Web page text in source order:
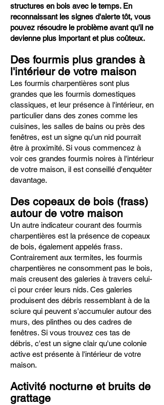
structures en bois avec le temps. En
reconnaissant les signes d'alerte tôt, vous
pouvez résoudre le problème avant qu'il ne
devienne plus important et plus coûteux.
Des fourmis plus grandes à
l'intérieur de votre maison
Les fourmis charpentières sont plus
grandes que les fourmis domestiques
classiques, et leur présence à l'intérieur, en
particulier dans des zones comme les
cuisines, les salles de bains ou près des
fenêtres, est un signe qu'un nid pourrait
être à proximité. Si vous commencez à
voir ces grandes fourmis noires à l'intérieur
de votre maison, il est conseillé d'enquêter
davantage.
Des copeaux de bois (frass)
autour de votre maison
Un autre indicateur courant des fourmis
charpentières est la présence de copeaux
de bois, également appelés frass.
Contrairement aux termites, les fourmis
charpentières ne consomment pas le bois,
mais creusent des galeries à travers celui-
ci pour créer leurs nids. Ces galeries
produisent des débris ressemblant à de la
sciure qui peuvent s'accumuler autour des
murs, des plinthes ou des cadres de
fenêtres. Si vous trouvez ces tas de
débris, c'est un signe clair qu'une colonie
active est présente à l'intérieur de votre
maison.
Activité nocturne et bruits de
grattage